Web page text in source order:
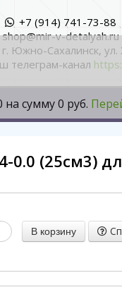
на сумму0 руб.
+7 (914) 741-73-88
shop@mir-v-detalyah.ru
г. Южно-Сахалинск,
телеграм-канал
0.0 (25см3)